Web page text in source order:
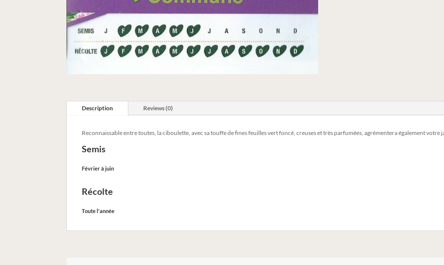
Description Reviews (0)
Reconnaissable entre toutes, la ciboulette, avec sa touffe de fines feuilles vert foncé, creuses et très parfumées, agrémentera également
Semis
Février à juin
Récolte
Toute l'année